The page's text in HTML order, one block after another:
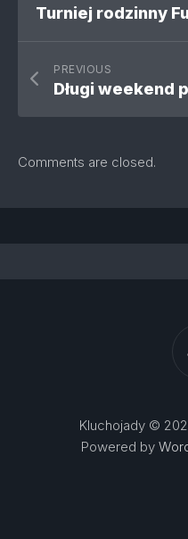
Turniej rodzinny
PREVIOUS
Długi weekend
Comments are closed.
Kluchojady ©
Powered by